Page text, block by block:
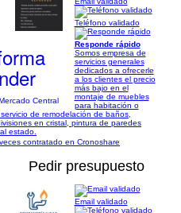
Central
Teléfono validado
Responde rápido
Somos empresa de
servicios generales
dedicados a ofrecerle
a los clientes el precio
más bajo en el
montaje de muebles
para habitación o
de remodelación de baños,
en cristal, pintura de paredes
estado.
contratado en Cronoshare
Pedir presupuesto
Email validado